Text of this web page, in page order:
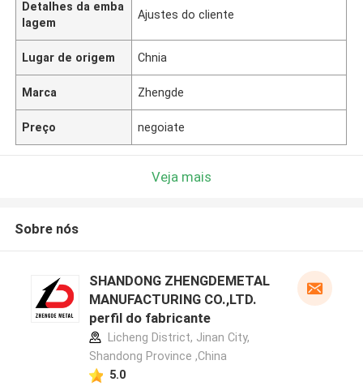
Detalhes da emba
lagem
Ajustes do cliente
Lugar de origem Chnia
Marca Zhengde
Preço negoiate
Veja mais
Sobre nós
SHANDONG ZHENGDEMETAL
MANUFACTURING CO.,LTD.
perfil do fabricante
Licheng District, Jinan City,
Shandong Province ,China
5.0